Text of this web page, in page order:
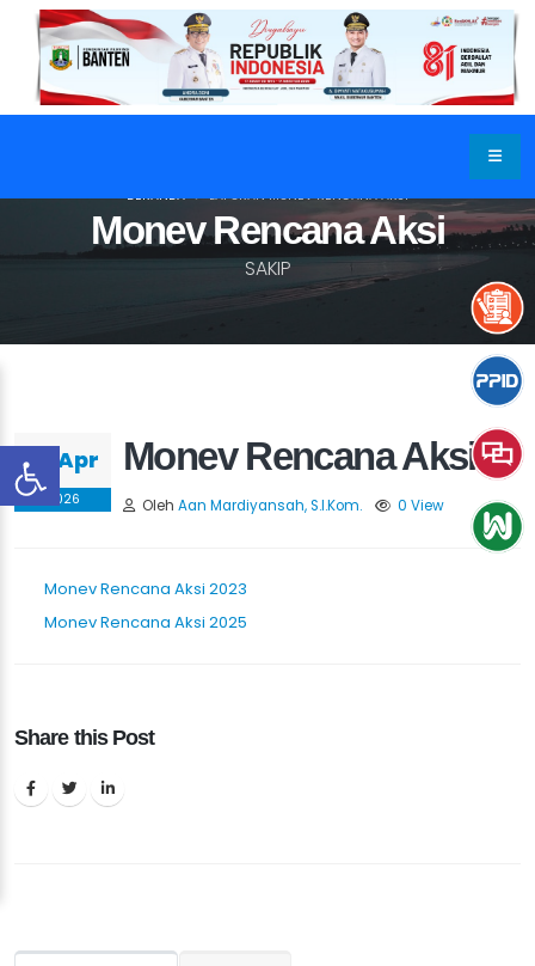
Monev Rencana Aksi
SAKIP
BERANDA LAPORAN MONEV RENCANA AKSI
09 Apr
2026
Monev Rencana Aksi
Oleh Aan Mardiyansah, S.I.Kom. 0 View
Monev Rencana Aksi 2023
Monev Rencana Aksi 2025
Share this Post